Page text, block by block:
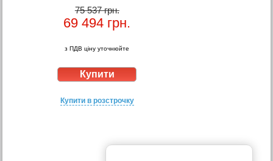
75 537 грн.
69 494 грн.
з ПДВ ціну уточнюйте
Купити в розстрочку